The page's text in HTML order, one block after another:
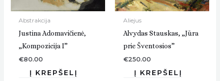
Abstrakcija
Justina Adomavičienė,
„Kompozicija I”
€80.00
Aliejus
Alvydas Stauskas, „Jūra
prie Šventosios”
€250.00